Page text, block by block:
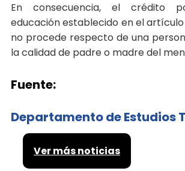
En consecuencia, el crédito
educación establecido en el artículo
no procede respecto de una
la calidad de padre o madre del
Fuente:
Departamento de Estudios
Ver más noticias